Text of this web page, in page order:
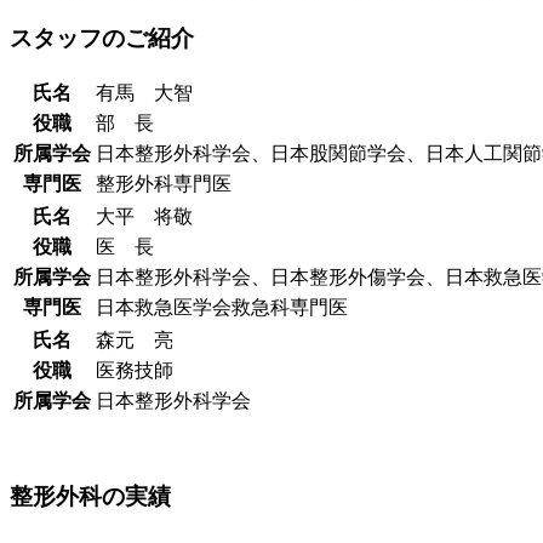
スタッフのご紹介
氏名
有馬 大智
役職
部 長
所属学会 日本整形外科学会、日本股関節学会、日本人工関
専門医
整形外科専門医
氏名
大平 将敬
役職
医 長
所属学会 日本整形外科学会、日本整形外傷学会、日本救急
専門医
日本救急医学会救急科専門医
氏名
森元 亮
役職
医務技師
所属学会 日本整形外科学会
整形外科の実績